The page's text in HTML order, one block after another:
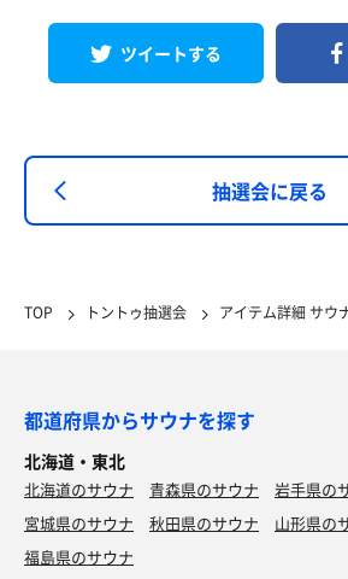
ツイートする
抽選会に戻る
TOP トントゥ抽選会 アイテム詳細 サウ
都道府県からサウナを探す
北海道・東北
北海道のサウナ 青森県のサウナ
岩手県の
宮城県のサウナ
秋田県のサウナ
山形県の
福島県のサウナ